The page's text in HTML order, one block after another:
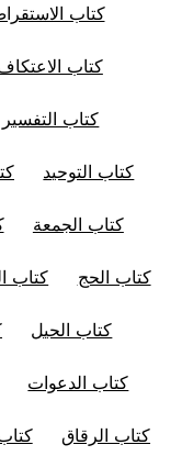
كتاب
كتاب
كتاب التفسير
كتاب التوحيد
كتاب الجمعة
كتاب الحج كتاب
كتاب الحيل
كتاب الدعوات
كتاب الرقاق